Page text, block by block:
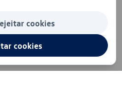
cookies
cookies